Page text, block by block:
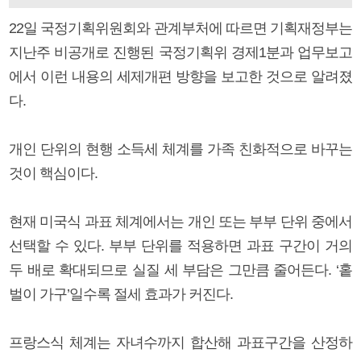
22일 국정기획위원회와 관계부처에 따르면 기획재정부는
지난주 비공개로 진행된 국정기획위 경제1분과 업무보고
에서 이런 내용의 세제개편 방향을 보고한 것으로 알려졌
다.
개인 단위의 현행 소득세 체계를 가족 친화적으로 바꾸는
것이 핵심이다.
현재 미국식 과표 체계에서는 개인 또는 부부 단위 중에서
선택할 수 있다. 부부 단위를 적용하면 과표 구간이 거의
두 배로 확대되므로 실질 세 부담은 그만큼 줄어든다. ‘홑
벌이 가구’일수록 절세 효과가 커진다.
프랑스식 체계는 자녀수까지 합산해 과표구간을 산정하